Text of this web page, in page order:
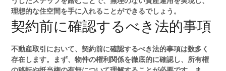
理想的な住空間を手に入れることができるでしょう。
契約前に確認するべき法的事項
不動産取引において、契約前に確認するべき法的事項は数多く
存在します。まず、物件の権利関係を徹底的に確認し、所有権